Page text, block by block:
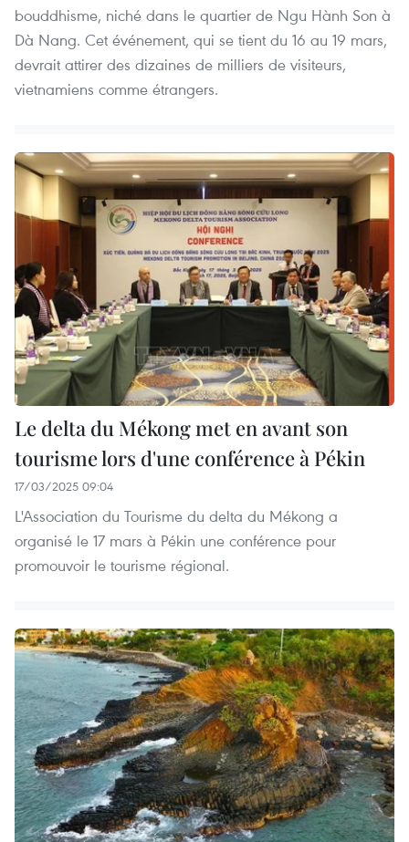
bouddhisme, niché dans le quartier de Ngu Hành Son à
Dà Nang. Cet événement, qui se tient du 16 au 19 mars,
devrait attirer des dizaines de milliers de visiteurs,
vietnamiens comme étrangers.
Le delta du Mékong met en avant son
tourisme lors d'une conférence à Pékin
17/03/2025 09:04
L'Association du Tourisme du delta du Mékong a
organisé le 17 mars à Pékin une conférence pour
promouvoir le tourisme régional.